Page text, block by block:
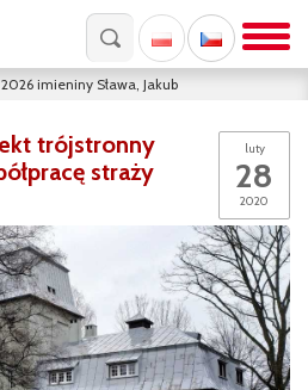
imieniny Sława, Jakub
luty
28
2020
trójstronny
straży